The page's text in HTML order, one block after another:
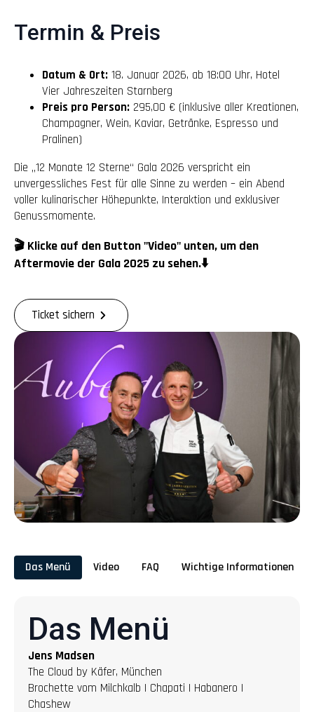
Termin & Preis
Datum & Ort: 18. Januar 2026, ab 18:00 Uhr, Hotel
Vier Jahreszeiten Starnberg
Preis pro Person: 295,00 € (inklusive aller Kreationen,
Champagner, Wein, Kaviar, Getränke, Espresso und
Pralinen)
Die „12 Monate 12 Sterne“ Gala 2026 verspricht ein
unvergessliches Fest für alle Sinne zu werden – ein Abend
voller kulinarischer Höhepunkte, Interaktion und exklusiver
Genussmomente.
🎬 Klicke auf den Button "Video" unten, um den
Aftermovie der Gala 2025 zu sehen.⬇️
Ticket sichern
Das Menü Video FAQ Wichtige Informationen
Das Menü
Jens Madsen
The Cloud by Käfer, München
Brochette vom Milchkalb | Chapati | Habanero |
Chashew